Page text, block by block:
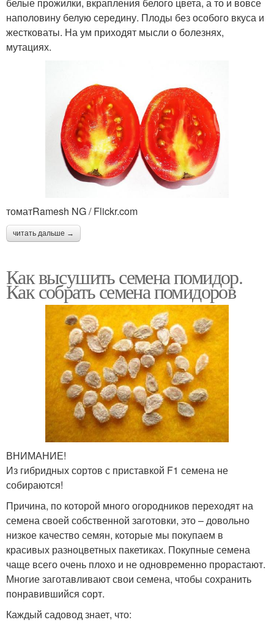
белые прожилки, вкрапления белого цвета, а то и вовсе
наполовину белую середину. Плоды без особого вкуса и
жестковаты. На ум приходят мысли о болезнях,
мутациях.
томатRamesh NG / Flickr.com
читать дальше →
Как высушить семена помидор.
Как собрать семена помидоров
ВНИМАНИЕ!
Из гибридных сортов с приставкой F1 семена не
собираются!
Причина, по которой много огородников переходят на
семена своей собственной заготовки, это – довольно
низкое качество семян, которые мы покупаем в
красивых разноцветных пакетиках. Покупные семена
чаще всего очень плохо и не одновременно прорастают.
Многие заготавливают свои семена, чтобы сохранить
понравившийся сорт.
Каждый садовод знает, что: